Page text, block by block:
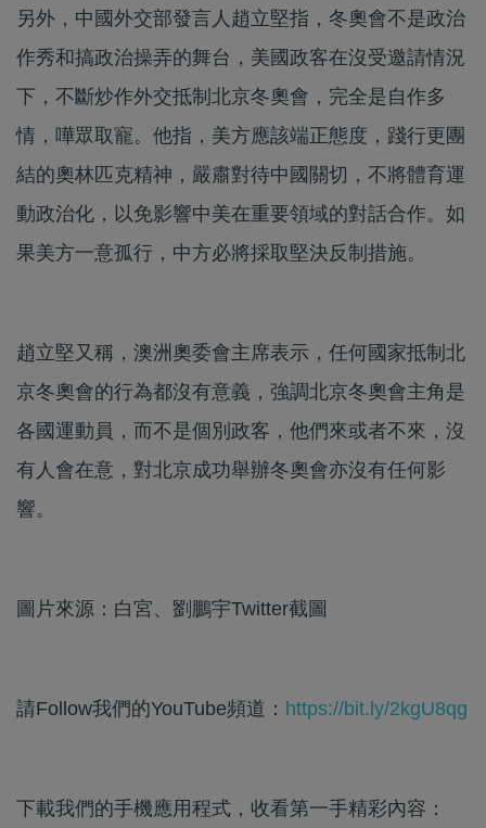
另外，中國外交部發言人趙立堅指，冬奧會不是政治
作秀和搞政治操弄的舞台，美國政客在沒受邀請情況
下，不斷炒作外交抵制北京冬奧會，完全是自作多
情，嘩眾取寵。他指，美方應該端正態度，踐行更團
結的奧林匹克精神，嚴肅對待中國關切，不將體育運
動政治化，以免影響中美在重要領域的對話合作。如
果美方一意孤行，中方必將採取堅決反制措施。
趙立堅又稱，澳洲奧委會主席表示，任何國家抵制北
京冬奧會的行為都沒有意義，強調北京冬奧會主角是
各國運動員，而不是個別政客，他們來或者不來，沒
有人會在意，對北京成功舉辦冬奧會亦沒有任何影
響。
圖片來源：白宮、劉鵬宇Twitter截圖
請Follow我們的YouTube頻道： https://bit.ly/2kgU8qg
下載我們的手機應用程式，收看第一手精彩內容：